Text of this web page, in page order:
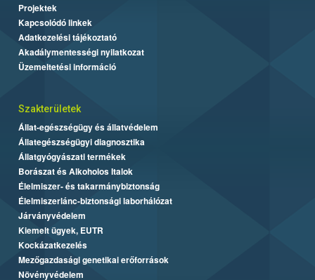
Projektek
Kapcsolódó linkek
Adatkezelési tájékoztató
Akadálymentességi nyilatkozat
Üzemeltetési információ
Szakterületek
Állat-egészségügy és állatvédelem
Állategészségügyi diagnosztika
Állatgyógyászati termékek
Borászat és Alkoholos Italok
Élelmiszer- és takarmánybiztonság
Élelmiszerlánc-biztonsági laborhálózat
Járványvédelem
Kiemelt ügyek, EUTR
Kockázatkezelés
Mezőgazdasági genetikai erőforrások
Növényvédelem